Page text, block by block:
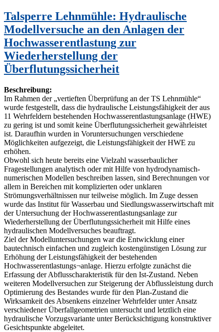
Talsperre Lehnmühle: Hydraulische
Modellversuche an den Anlagen der
Hochwasserentlastung zur
Wiederherstellung der
Überflutungssicherheit
Beschreibung:
Im Rahmen der „vertieften Überprüfung an der TS Lehnmühle“
wurde festgestellt, dass die hydraulische Leistungsfähigkeit der aus
11 Wehrfeldern bestehenden Hochwasserentlastungsanlage (HWE)
zu gering ist und somit keine Überflutungssicherheit gewährleistet
ist. Daraufhin wurden in Voruntersuchungen verschiedene
Möglichkeiten aufgezeigt, die Leistungsfähigkeit der HWE zu
erhöhen.
Obwohl sich heute bereits eine Vielzahl wasserbaulicher
Fragestellungen analytisch oder mit Hilfe von hydrodynamisch-
numerischen Modellen beschreiben lassen, sind Berechnungen vor
allem in Bereichen mit komplizierten oder unklaren
Strömungsverhältnissen nur teilweise möglich. Im Zuge dessen
wurde das Institut für Wasserbau und Siedlungswasserwirtschaft mit
der Untersuchung der Hochwasserentlastungsanlage zur
Wiederherstellung der Überflutungssicherheit mit Hilfe eines
hydraulischen Modellversuches beauftragt.
Ziel der Modelluntersuchungen war die Entwicklung einer
bautechnisch einfachen und zugleich kostengünstigen Lösung zur
Erhöhung der Leistungsfähigkeit der bestehenden
Hochwasserentlastungs¬anlage. Hierzu erfolgte zunächst die
Erfassung der Abflusscharakteristik für den Ist-Zustand. Neben
weiteren Modellversuchen zur Steigerung der Abflussleistung durch
Optimierung des Bestandes wurde für den Plan-Zustand die
Wirksamkeit des Absenkens einzelner Wehrfelder unter Ansatz
verschiedener Überfallgeometrien untersucht und letztlich eine
hydraulische Vorzugsvariante unter Berücksichtigung konstruktiver
Gesichtspunkte abgeleitet.